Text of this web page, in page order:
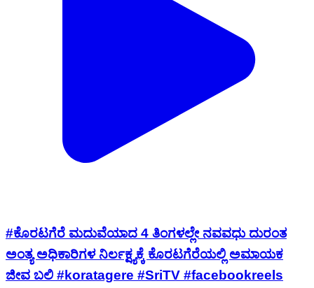
#ಕೊರಟಗೆರೆ ಮದುವೆಯಾದ 4 ತಿಂಗಳಲ್ಲೇ ನವವಧು ದುರಂತ
ಅಂತ್ಯ ಅಧಿಕಾರಿಗಳ ನಿರ್ಲಕ್ಷ್ಯಕ್ಕೆ ಕೊರಟಗೆರೆಯಲ್ಲಿ ಅಮಾಯಕ
ಜೀವ ಬಲಿ #koratagere #SriTV #facebookreels